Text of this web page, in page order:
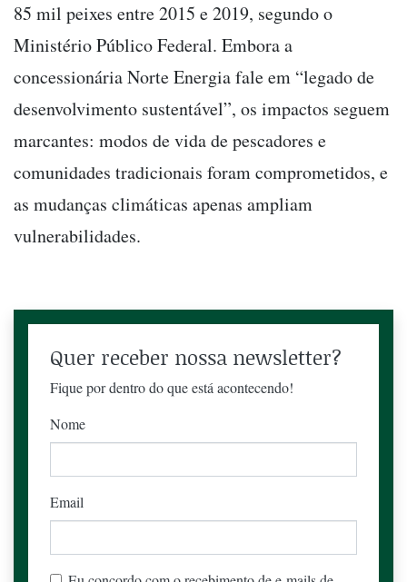
85 mil peixes entre 2015 e 2019, segundo o
Ministério Público Federal. Embora a
concessionária Norte Energia fale em “legado de
desenvolvimento sustentável”, os impactos seguem
marcantes: modos de vida de pescadores e
comunidades tradicionais foram comprometidos, e
as mudanças climáticas apenas ampliam
vulnerabilidades.
Quer receber nossa newsletter?
Fique por dentro do que está acontecendo!
Nome
Email